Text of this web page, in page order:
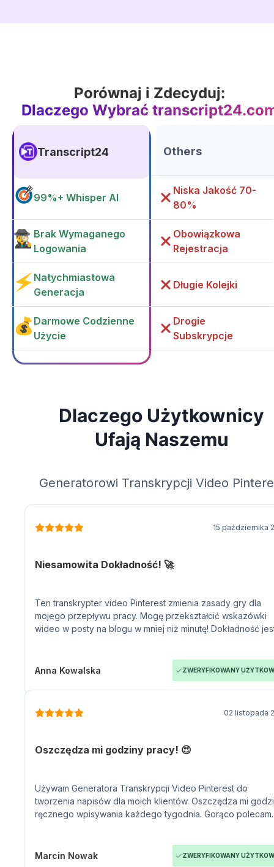
Porównaj i Zdecyduj:
Dlaczego Wybrać
Transcript24
99%+ Whisper AI
Brak Wymaganego
Logowania
Natychmiastowa
Generacja
Darmowe Codzienne
Użycie
Others
Niska Jakość 70-
80%
Obowiązkowa
Rejestracja
Długie Kolejki
Drogie
Subskrypcje
Dlaczego Użytkownicy
Ufają Naszemu
Generatorowi Transkrypcji Video
15 października
Niesamowita Dokładność! 🚀
Ten transkrypter video Pinterest zmienia zasady gry dla
mojego przepływu pracy. Mogę przekształcić wskazówki
wideo w posty na blogu w mniej niż minutę! Dokładność
Anna Kowalska
ZWERYFIKOWANY
02 listopada
Oszczędza mi godziny pracy! 😍
Używam Generatora Transkrypcji Video Pinterest do
tworzenia napisów dla moich klientów. Oszczędza mi
ręcznego wpisywania każdego tygodnia. Gorąco polecam
Marcin Nowak ZWERYFIKOWANY